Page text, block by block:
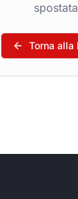
Torna alla